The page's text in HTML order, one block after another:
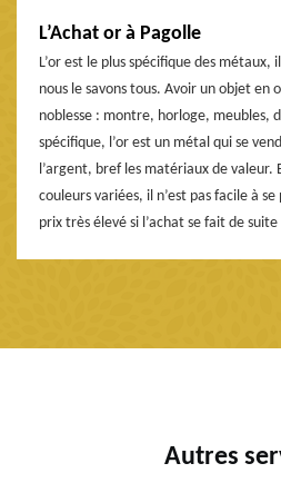
L’Achat or à Pagolle
L’or est le plus spécifique des
nous le savons tous. Avoir un objet en
noblesse : montre, horloge, meubles,
spécifique, l’or est un métal qui se
l’argent, bref les matériaux de valeur.
couleurs variées, il n’est pas facile à
prix très élevé si l’achat se fait de
Autres